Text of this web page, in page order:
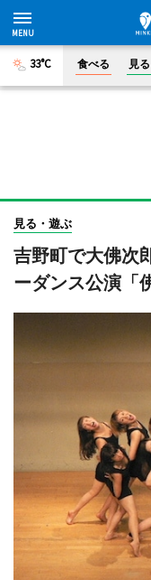
33°C 食べる 見
見る・遊ぶ
吉野町で大佛次
ーダンス公演「